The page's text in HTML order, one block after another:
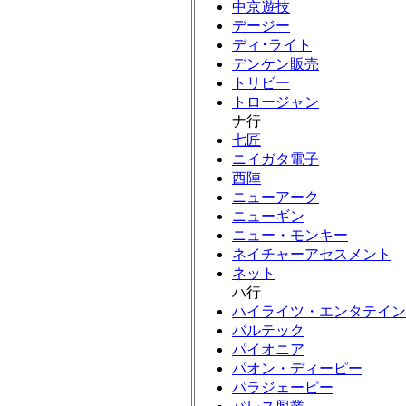
中京遊技
デージー
ディ･ライト
デンケン販売
トリビー
トロージャン
ナ行
七匠
ニイガタ電子
西陣
ニューアーク
ニューギン
ニュー・モンキー
ネイチャーアセスメント
ネット
ハ行
ハイライツ・エンタテイ
バルテック
パイオニア
パオン・ディーピー
パラジェーピー